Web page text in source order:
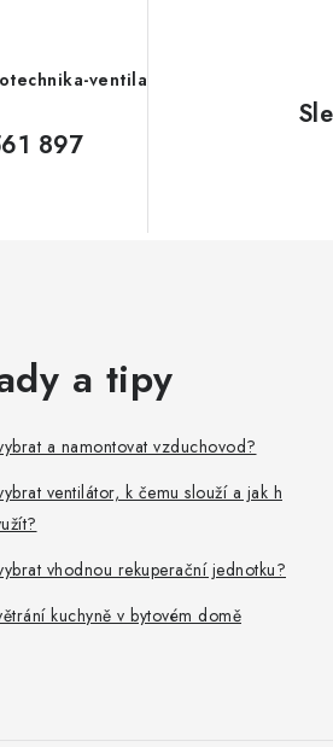
ventila
897
a tipy
a namontovat vzduchovod?
ventilátor, k čemu slouží a jak h
vhodnou rekuperační jednotku?
kuchyně v bytovém domě